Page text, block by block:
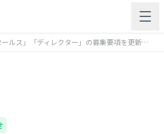
ールス」「ディレクター」の募集要項を更新しました！